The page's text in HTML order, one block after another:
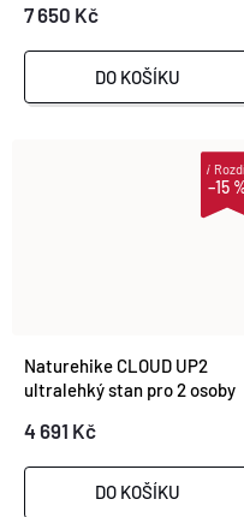
7 650 Kč
DO KOŠÍKU
–15
i
Naturehike CLOUD UP2
ultralehký stan pro 2 osoby
4 691 Kč
DO KOŠÍKU